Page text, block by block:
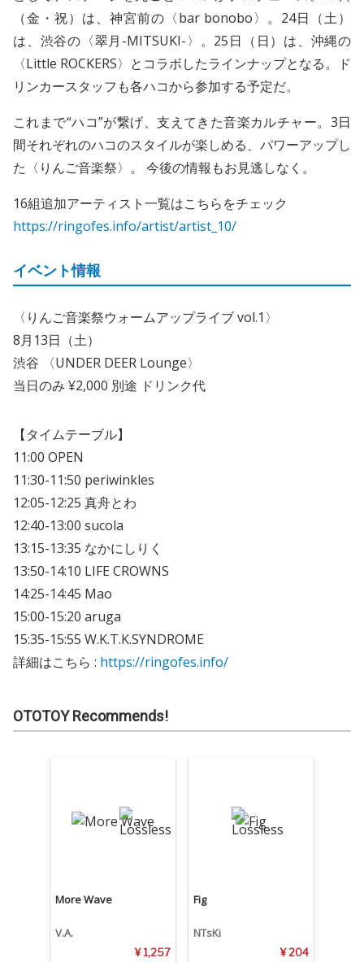
（金・祝）は、神宮前の〈bar bonobo〉。24日（土）
は、渋谷の〈翠月-MITSUKI-〉。25日（日）は、沖縄の
〈Little ROCKERS〉とコラボしたラインナップとなる。ド
リンカースタッフも各ハコから参加する予定だ。
これまで“ハコ”が繋げ、支えてきた音楽カルチャー。3日
間それぞれのハコのスタイルが楽しめる、パワーアップし
た〈りんご音楽祭〉。 今後の情報もお見逃しなく。
16組追加アーティスト一覧はこちらをチェック
https://ringofes.info/artist/artist_10/
イベント情報
〈りんご音楽祭ウォームアップライブ vol.1〉
8月13日（土）
渋谷 〈UNDER DEER Lounge〉
当日のみ ¥2,000 別途 ドリンク代
【タイムテーブル】
11:00 OPEN
11:30-11:50 periwinkles
12:05-12:25 真舟とわ
12:40-13:00 sucola
13:15-13:35 なかにしりく
13:50-14:10 LIFE CROWNS
14:25-14:45 Mao
15:00-15:20 aruga
15:35-15:55 W.K.T.K.SYNDROME
詳細はこちら : https://ringofes.info/
OTOTOY Recommends!
More Wave
V.A.
¥ 1,257
Fig
NTsKi
¥ 204